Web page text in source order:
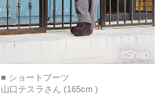
■ ショートブーツ
山口テスラさん (165cm )